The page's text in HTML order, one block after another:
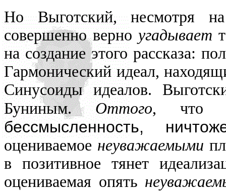
Но Выготский, несмотря
совершенно верноугадывает
на создание этого рассказа:
Гармонический идеал,
Синусоиды идеалов.
Буниным.Оттого, что в
бессмысленность,
оцениваемое неуважаемыми
в позитивное тянет
оцениваемая опять